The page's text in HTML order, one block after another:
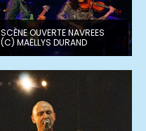
SCÈNE OUVERTE NAVREES
(C) MAËLLYS DURAND